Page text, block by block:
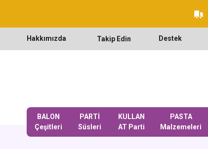
Hakkımızda Takip Edin Destek
BALON
Çeşitleri
PARTİ
Süsleri
KULLAN
AT Parti
PASTA
Malzemeleri